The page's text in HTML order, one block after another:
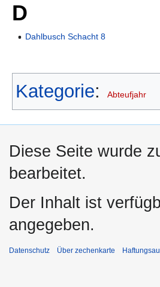
D
Dahlbusch Schacht 8
Kategorie: Abteufjahr
Diese Seite wurde
bearbeitet.
Der Inhalt ist
angegeben.
Datenschutz Über zechenkarte